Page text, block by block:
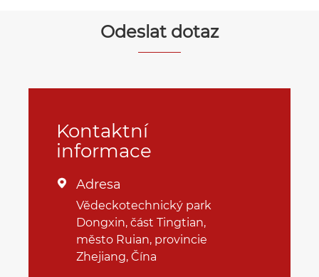
Odeslat dotaz
Kontaktní
informace
 Adresa
Vědeckotechnický park
Dongxin, část Tingtian,
město Ruian, provincie
Zhejiang, Čína